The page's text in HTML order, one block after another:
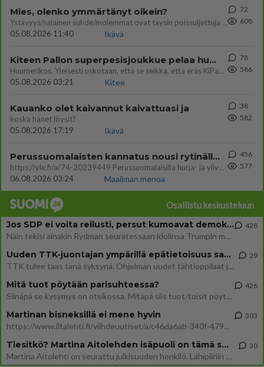
Mies, olenko ymmärtänyt oikein?
Ystävyys/salainen suhde/molemmat ovat täysin poissuljettuja asioita? Nainen
05.08.2026 11:40
Ikävä
72
608
Kiteen Pallon superpesisjoukkue pelaa huumeiden vaikutuksen alaisena
Huumerikos. Yleisesti uskotaan, että se seikka, että eräs KiPan pelaaja kärähtää huumeista, on vain jäävuoren huippu. M
05.08.2026 03:21
Kitee
78
586
Kauanko olet kaivannut kaivattuasi ja
koska hänet löysit?
05.08.2026 17:19
Ikävä
38
582
Perussuomalaisten kannatus nousi rytinällä Ylen tänään julkaisemassa tuoreimmassa gallup-kyselyssä.
https://yle.fi/a/74-20239449 Perussuomalaisilla hurja- ja ylivoimaisesti suurin nousu tässä uudessa Ylen gallupissa. Kyl
06.08.2026 03:24
Maailman menoa
456
577
Osallistu keskusteluun
Jos SDP ei voita reilusti, persut kumoavat demokratian Suomesta
Näin tekisi ainakin Rydman seuratessaan idolinsa Trumpin mallia https://www.is.fi/politiikka/art-2000012187244.html
428
Uuden TTK-juontajan ympärillä epätietoisuus sakenee - Nyt MTV hämmentää soppaa
TTK tulee taas tänä syksynä. Ohjelman uudet tähtioppilaat julkistetaan torstaina 6. elokuuta klo 14 alkavassa lehdistö
29
Mitä tuot pöytään parisuhteessa?
Siinäpä se kysymys on otsikossa. Mitäpä siis tuot/toisit pöytään parisuhteessa? Oletko mies vai nainen? Koetko sen mitä
426
Martinan bisneksillä ei mene hyvin
https://www.iltalehti.fi/viihdeuutiset/a/c46da6ab-340f-4790-aaa7-0865eed2336 Yrityksen konkurssihakemus on tullut kärä
303
Tiesitkö? Martina Aitolehden isäpuoli on tämä suosittu laulaja
Martina Aitolehti on seurattu julkisuuden henkilö. Lähipiiriin mahtuu muitakin tunnettuja henkilöitä. Tiesitkö, että Ma
30